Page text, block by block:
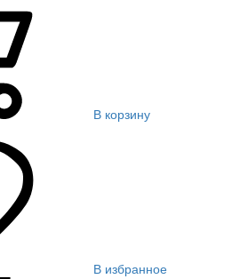
В корзину
В избранное